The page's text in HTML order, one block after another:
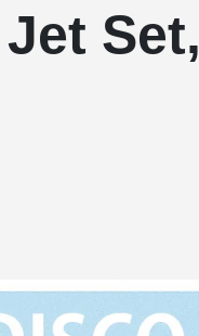
Set,